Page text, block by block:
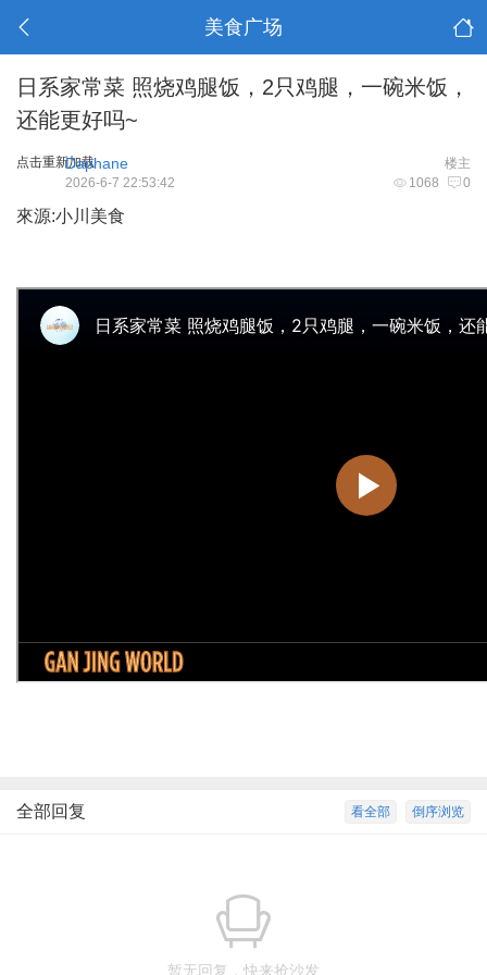
美食广场
日系家常菜 照烧鸡腿饭，2只鸡腿，一碗米饭，
还能更好吗~
点击重新加载 楼主
Daphane
1068 0
2026-6-7 22:53:42
來源:小川美食
倒序浏览
看全部
全部回复
暂无回复，快来抢沙发